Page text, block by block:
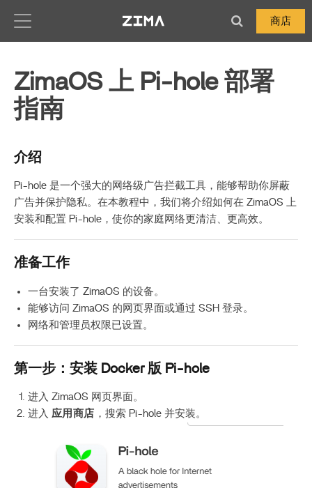
商店
ZimaOS 上 Pi-hole 部署
指南
介绍
Pi-hole 是一个强大的网络级广告拦截工具，能够帮助你屏蔽
广告并保护隐私。在本教程中，我们将介绍如何在 ZimaOS 上
安装和配置 Pi-hole，使你的家庭网络更清洁、更高效。
准备工作
一台安装了 ZimaOS 的设备。
能够访问 ZimaOS 的网页界面或通过 SSH 登录。
网络和管理员权限已设置。
第一步：安装 Docker 版 Pi-hole
进入 ZimaOS 网页界面。
进入 应用商店 ，搜索 Pi-hole 并安装。